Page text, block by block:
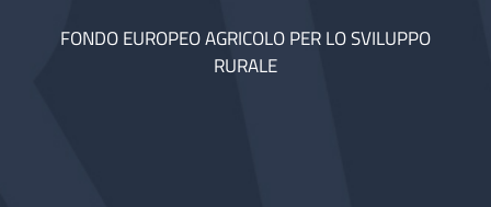
FONDO EUROPEO AGRICOLO PER LO SVILUPPO
RURALE